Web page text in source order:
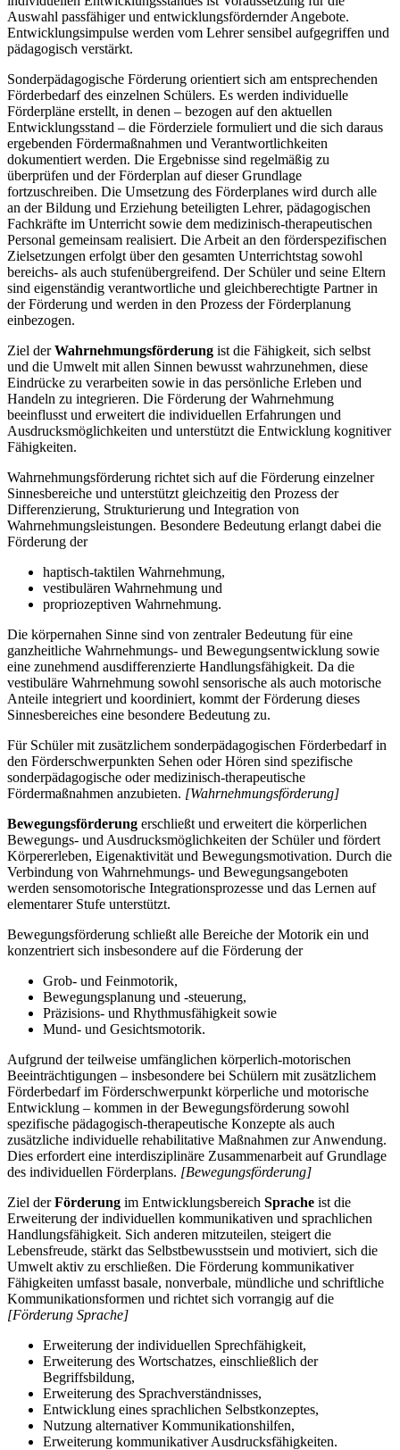
Auswahl passfähiger und entwicklungsfördernder Angebote.
Entwicklungsimpulse werden vom Lehrer sensibel aufgegriffen und
pädagogisch verstärkt.
Sonderpädagogische Förderung orientiert sich am entsprechenden
Förderbedarf des einzelnen Schülers. Es werden individuelle
Förderpläne erstellt, in denen – bezogen auf den aktuellen
Entwicklungsstand – die Förderziele formuliert und die sich daraus
ergebenden Fördermaßnahmen und Verantwortlichkeiten
dokumentiert werden. Die Ergebnisse sind regelmäßig zu
überprüfen und der Förderplan auf dieser Grundlage
fortzuschreiben. Die Umsetzung des Förderplanes wird durch alle
an der Bildung und Erziehung beteiligten Lehrer, pädagogischen
Fachkräfte im Unterricht sowie dem medizinisch-therapeutischen
Personal gemeinsam realisiert. Die Arbeit an den förderspezifischen
Zielsetzungen erfolgt über den gesamten Unterrichtstag sowohl
bereichs- als auch stufenübergreifend. Der Schüler und seine Eltern
sind eigenständig verantwortliche und gleichberechtigte Partner in
der Förderung und werden in den Prozess der Förderplanung
einbezogen.
Ziel derWahrnehmungsförderung ist die Fähigkeit, sich selbst
und die Umwelt mit allen Sinnen bewusst wahrzunehmen, diese
Eindrücke zu verarbeiten sowie in das persönliche Erleben und
Handeln zu integrieren. Die Förderung der Wahrnehmung
beeinflusst und erweitert die individuellen Erfahrungen und
Ausdrucksmöglichkeiten und unterstützt die Entwicklung kognitiver
Fähigkeiten.
Wahrnehmungsförderung richtet sich auf die Förderung einzelner
Sinnesbereiche und unterstützt gleichzeitig den Prozess der
Differenzierung, Strukturierung und Integration von
Wahrnehmungsleistungen. Besondere Bedeutung erlangt dabei die
Förderung der
haptisch-taktilen Wahrnehmung,
vestibulären Wahrnehmung und
propriozeptiven Wahrnehmung.
Die körpernahen Sinne sind von zentraler Bedeutung für eine
ganzheitliche Wahrnehmungs- und Bewegungsentwicklung sowie
eine zunehmend ausdifferenzierte Handlungsfähigkeit. Da die
vestibuläre Wahrnehmung sowohl sensorische als auch motorische
Anteile integriert und koordiniert, kommt der Förderung dieses
Sinnesbereiches eine besondere Bedeutung zu.
Für Schüler mit zusätzlichem sonderpädagogischen Förderbedarf in
den Förderschwerpunkten Sehen oder Hören sind spezifische
sonderpädagogische oder medizinisch-therapeutische
Fördermaßnahmen anzubieten. [Wahrnehmungsförderung]
Bewegungsförderung erschließt und erweitert die körperlichen
Bewegungs- und Ausdrucksmöglichkeiten der Schüler und fördert
Körpererleben, Eigenaktivität und Bewegungsmotivation. Durch die
Verbindung von Wahrnehmungs- und Bewegungsangeboten
werden sensomotorische Integrationsprozesse und das Lernen auf
elementarer Stufe unterstützt.
Bewegungsförderung schließt alle Bereiche der Motorik ein und
konzentriert sich insbesondere auf die Förderung der
Grob- und Feinmotorik,
Bewegungsplanung und -steuerung,
Präzisions- und Rhythmusfähigkeit sowie
Mund- und Gesichtsmotorik.
Aufgrund der teilweise umfänglichen körperlich-motorischen
Beeinträchtigungen – insbesondere bei Schülern mit zusätzlichem
Förderbedarf im Förderschwerpunkt körperliche und motorische
Entwicklung – kommen in der Bewegungsförderung sowohl
spezifische pädagogisch-therapeutische Konzepte als auch
zusätzliche individuelle rehabilitative Maßnahmen zur Anwendung.
Dies erfordert eine interdisziplinäre Zusammenarbeit auf Grundlage
des individuellen Förderplans. [Bewegungsförderung]
Ziel derFörderung im Entwicklungsbereich Sprache ist die
Erweiterung der individuellen kommunikativen und sprachlichen
Handlungsfähigkeit. Sich anderen mitzuteilen, steigert die
Lebensfreude, stärkt das Selbstbewusstsein und motiviert, sich die
Umwelt aktiv zu erschließen. Die Förderung kommunikativer
Fähigkeiten umfasst basale, nonverbale, mündliche und schriftliche
Kommunikationsformen und richtet sich vorrangig auf die
[Förderung Sprache]
Erweiterung der individuellen Sprechfähigkeit,
Erweiterung des Wortschatzes, einschließlich der
Begriffsbildung,
Erweiterung des Sprachverständnisses,
Entwicklung eines sprachlichen Selbstkonzeptes,
Nutzung alternativer Kommunikationshilfen,
Erweiterung kommunikativer Ausdrucksfähigkeiten.